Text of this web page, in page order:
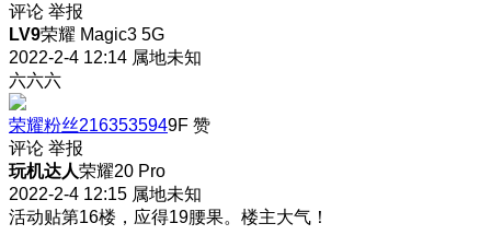
评论 举报
LV9荣耀 Magic3 5G
2022-2-4 12:14 属地未知
六六六
荣耀粉丝2163535949F 赞
评论 举报
玩机达人荣耀20 Pro
2022-2-4 12:15 属地未知
活动贴第16楼，应得19腰果。楼主大气！